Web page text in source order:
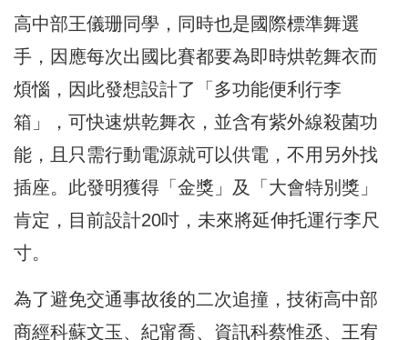
高中部王儀珊同學，同時也是國際標準舞選
手， 因應每次出國比賽都要為即時烘乾舞衣而
煩惱，因此發想設計了「 多功能便利行李
箱」，可快速烘乾舞衣，並含有紫外線殺菌功
能， 且只需行動電源就可以供電，不用另外找
插座。此發明獲得「金獎」 及「大會特別獎」
肯定，目前設計20吋， 未來將延伸托運行李尺
寸。
為了避免交通事故後的二次追撞，技術高中部
商經科蘇文玉、 紀甯喬、資訊科蔡惟丞、王宥